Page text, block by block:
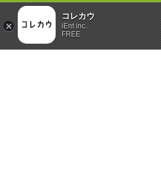
コレカウ
iEnt inc.
FREE